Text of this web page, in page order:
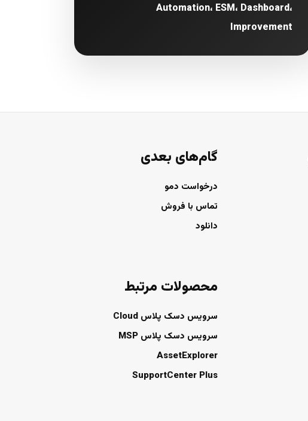
Automation، ESM، Dashboard،
Improvement
گام‌های بعدی
درخواست دمو
تماس با فروش
دانلود
محصولات مرتبط
سرویس دسک پلاس Cloud
سرویس دسک پلاس MSP
AssetExplorer
SupportCenter Plus